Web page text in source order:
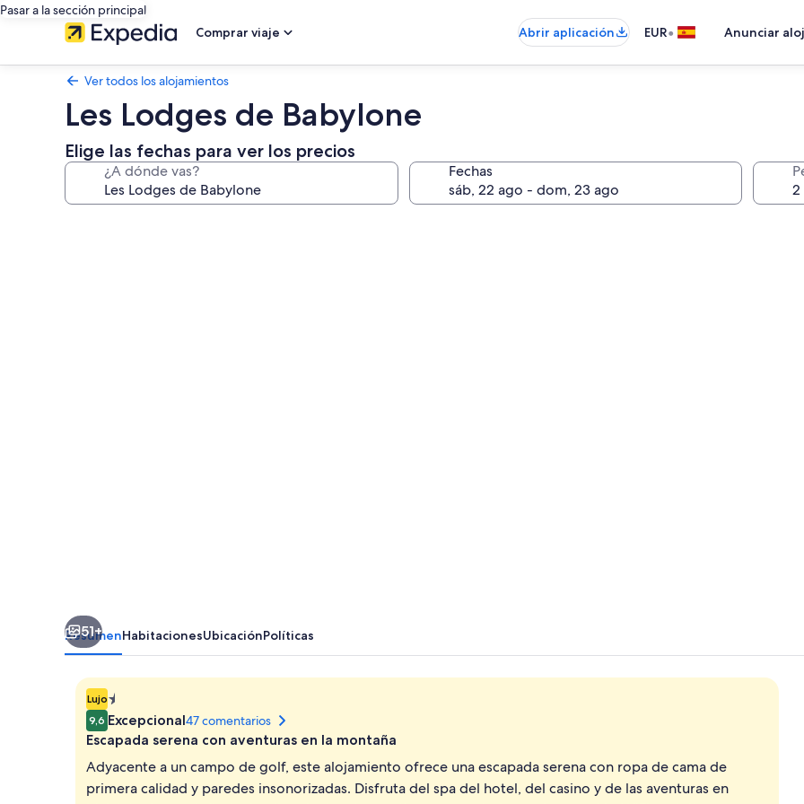
Pasar a la sección principal
Comprar viaje
Abrir aplicación EUR• Anunciar
Ver todos los alojamientos
Les Lodges de Babylone
Elige las fechas para ver los precios
¿A dónde vas? Fechas
51+
ResumenHabitacionesUbicaciónPolíticas
LujoAlojamiento
de
1.401298464324817E-
9,6 Excepcional47 comentarios
Escapada serena con aventuras en la montaña
Adyacente a un campo de golf, este alojamiento ofrece una escapada serena con ropa de cama de
primera calidad y paredes insonorizadas. Disfruta del spa del hotel, del casino y de las aventuras en